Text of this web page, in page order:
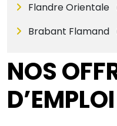
Flandre Orientale
Brabant Flamand
NOS
D’EMPLOI